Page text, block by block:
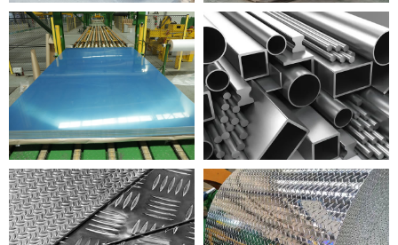
សន្លឹកអាលុយមីញ៉ូ ប្រវត្តិរូបអាលុយមីញ៉ូម